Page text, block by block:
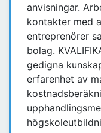
anvisningar.
kontakter med
entreprenörer
bolag.
gedigna
erfarenhet av